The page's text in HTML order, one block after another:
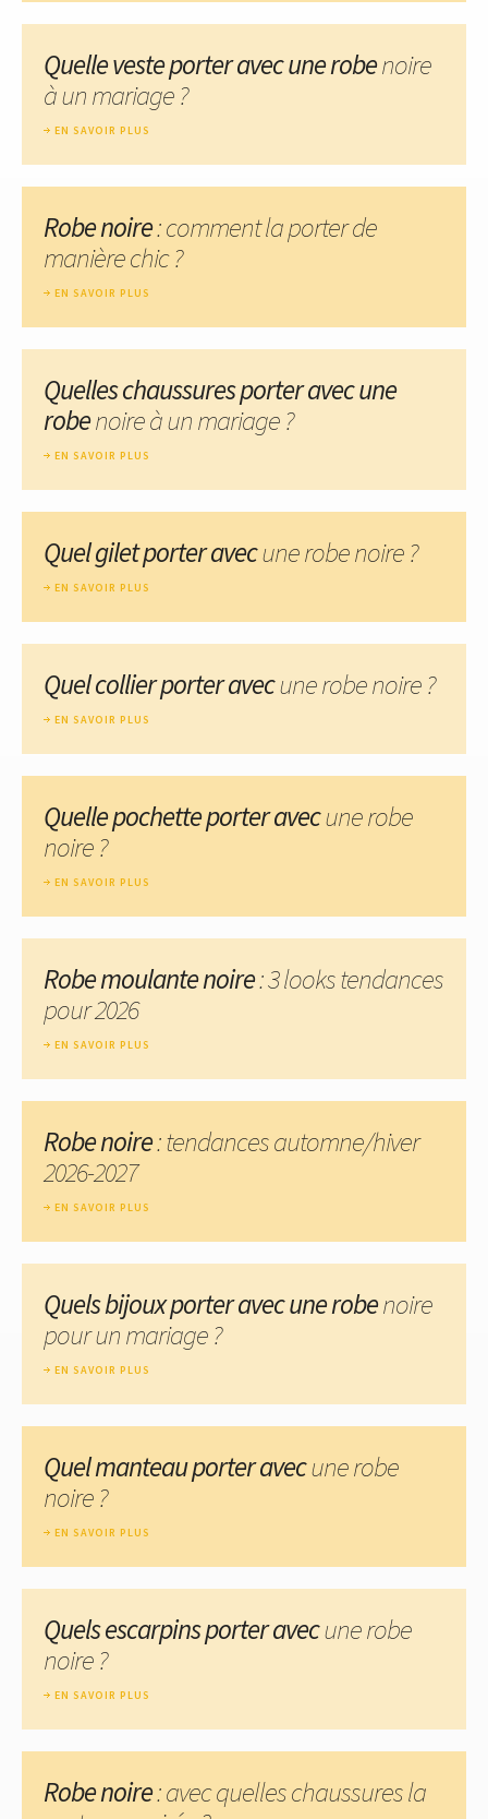
Quelle veste porter avec une robenoire
à un mariage ?
EN SAVOIR PLUS
Robe noire: comment la porter de
manière chic ?
EN SAVOIR PLUS
Quelles chaussures porter avec une
robenoire à un mariage ?
EN SAVOIR PLUS
Quel gilet porter avecune robe noire ?
EN SAVOIR PLUS
Quel collier porter avecune robe noire ?
EN SAVOIR PLUS
Quelle pochette porter avecune robe
noire ?
EN SAVOIR PLUS
Robe moulante noire: 3 looks tendances
pour 2026
EN SAVOIR PLUS
Robe noire: tendances automne/hiver
2026-2027
EN SAVOIR PLUS
Quels bijoux porter avec une robenoire
pour un mariage ?
EN SAVOIR PLUS
Quel manteau porter avecune robe
noire ?
EN SAVOIR PLUS
Quels escarpins porter avecune robe
noire ?
EN SAVOIR PLUS
Robe noire: avec quelles chaussures la